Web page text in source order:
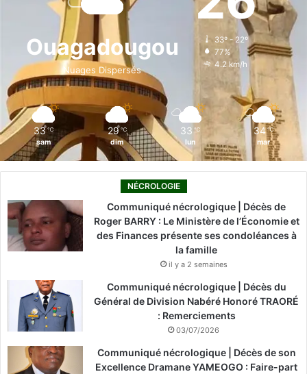
b
o
k
i
n
a
g
r
o
k
Ouagadougou
Nuages Dispersés
33º - 22º
77%
4.2 km/h
33 ℃
sam
29 ℃
dim
33 ℃
lun
34 ℃
mar
NÉCROLOGIE
Communiqué nécrologique | Décès de
Roger BARRY : Le Ministère de l’Économie et
des Finances présente ses condoléances à
la famille
il y a 2 semaines
Communiqué nécrologique | Décès du
Général de Division Nabéré Honoré TRAORÉ
: Remerciements
03/07/2026
Communiqué nécrologique | Décès de son
Excellence Dramane YAMEOGO : Faire-part